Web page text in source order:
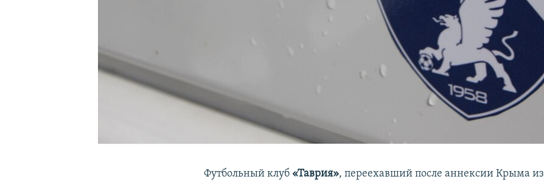
Футбольный клуб «Таврия», переехавший после аннексии Крыма из